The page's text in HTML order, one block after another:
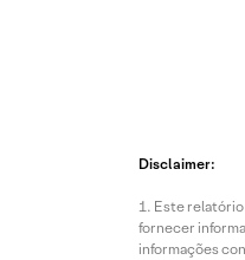
Disclaimer:
Este relatório
fornecer
informações